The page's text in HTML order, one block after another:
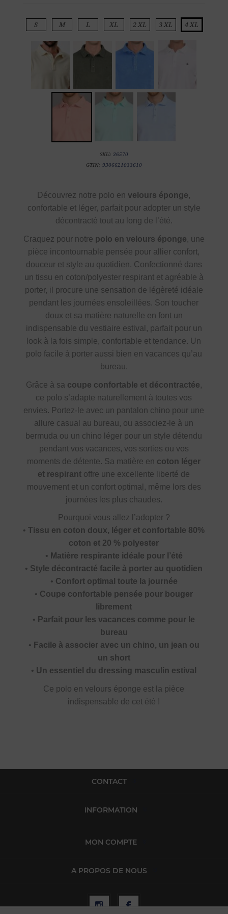
S M L XL 2 XL 3 XL 4 XL
SKU: 36570
GTIN: 9306621033610
Découvrez notre polo envelours éponge,
confortable et léger, parfait pour adopter un style
décontracté tout au long de l’été.
Craquez pour notre polo en velours éponge, une
pièce incontournable pensée pour allier confort,
douceur et style au quotidien. Confectionné dans
un tissu en coton/polyester respirant et agréable à
porter, il procure une sensation de légèreté idéale
pendant les journées ensoleillées. Son toucher
doux et sa matière naturelle en font un
indispensable du vestiaire estival, parfait pour un
look à la fois simple, confortable et tendance. Un
polo facile à porter aussi bien en vacances qu’au
bureau.
Grâce à sa coupe confortable et décontractée,
ce polo s’adapte naturellement à toutes vos
envies. Portez-le avec un pantalon chino pour une
allure casual au bureau, ou associez-le à un
bermuda ou un chino léger pour un style détendu
pendant vos vacances, vos sorties ou vos
moments de détente. Sa matière en coton léger
et respirant offre une excellente liberté de
mouvement et un confort optimal, même lors des
journées les plus chaudes.
Pourquoi vous allez l’adopter ?
•Tissu en coton doux, léger et confortable 80%
coton et 20 % polyester
• Matière respirante idéale pour l’été
• Style décontracté facile à porter au quotidien
• Confort optimal toute la journée
• Coupe confortable pensée pour bouger
librement
• Parfait pour les vacances comme pour le
bureau
• Facile à associer avec un chino, un jean ou
un short
• Un essentiel du dressing masculin estival
Ce polo en velours éponge est la pièce
indispensable de cet été !
CONTACT
INFORMATION
MON COMPTE
A PROPOS DE NOUS